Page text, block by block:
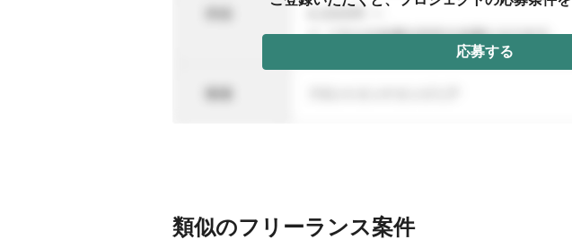
応募する
類似のフリーランス案件